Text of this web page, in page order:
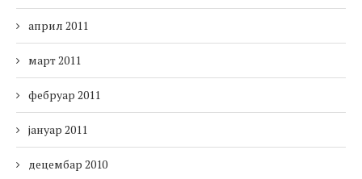
април 2011
март 2011
фебруар 2011
јануар 2011
децембар 2010